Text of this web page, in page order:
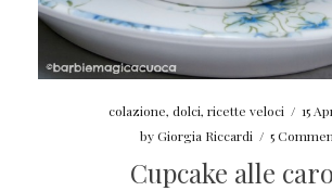
colazione,dolci,ricette veloci / 15
byGiorgia Riccardi / 5
Cupcake alle